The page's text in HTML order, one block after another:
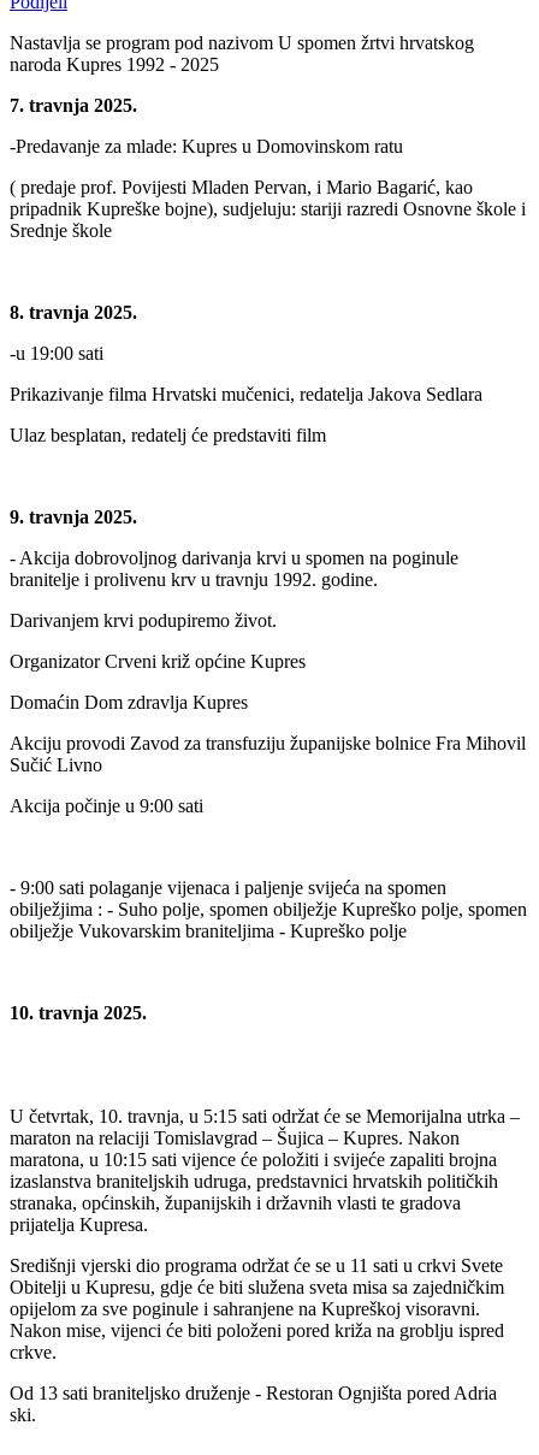
Nastavlja se program pod nazivom U spomen žrtvi hrvatskog
naroda Kupres 1992 - 2025
7. travnja 2025.
-Predavanje za mlade: Kupres u Domovinskom ratu
( predaje prof. Povijesti Mladen Pervan, i Mario Bagarić, kao
pripadnik Kupreške bojne), sudjeluju: stariji razredi Osnovne škole i
Srednje škole
8. travnja 2025.
-u 19:00 sati
Prikazivanje filma Hrvatski mučenici, redatelja Jakova Sedlara
Ulaz besplatan, redatelj će predstaviti film
9. travnja 2025.
- Akcija dobrovoljnog darivanja krvi u spomen na poginule
branitelje i prolivenu krv u travnju 1992. godine.
Darivanjem krvi podupiremo život.
Organizator Crveni križ općine Kupres
Domaćin Dom zdravlja Kupres
Akciju provodi Zavod za transfuziju županijske bolnice Fra Mihovil
Sučić Livno
Akcija počinje u 9:00 sati
- 9:00 sati polaganje vijenaca i paljenje svijeća na spomen
obilježjima : - Suho polje, spomen obilježje Kupreško polje, spomen
obilježje Vukovarskim braniteljima - Kupreško polje
10. travnja 2025.
U četvrtak, 10. travnja, u 5:15 sati održat će se Memorijalna utrka –
maraton na relaciji Tomislavgrad – Šujica – Kupres. Nakon
maratona, u 10:15 sati vijence će položiti i svijeće zapaliti brojna
izaslanstva braniteljskih udruga, predstavnici hrvatskih političkih
stranaka, općinskih, županijskih i državnih vlasti te gradova
prijatelja Kupresa.
Središnji vjerski dio programa održat će se u 11 sati u crkvi Svete
Obitelji u Kupresu, gdje će biti služena sveta misa sa zajedničkim
opijelom za sve poginule i sahranjene na Kupreškoj visoravni.
Nakon mise, vijenci će biti položeni pored križa na groblju ispred
crkve.
Od 13 sati braniteljsko druženje - Restoran Ognjišta pored Adria
ski.